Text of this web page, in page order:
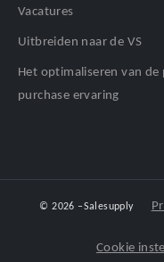
Vacatures
Uitbreiden naar de VS
Het optimaliseren van de
purchase ervaring
© 2026 –Salesupply
Cookie